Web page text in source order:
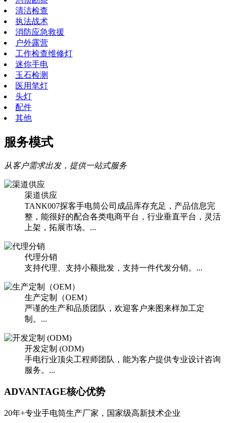
清洁检查
执法战术
消防应急救援
户外露营
工作检查维修灯
迷你手电
玉石检测
医用笔灯
头灯
配件
其他
服务模式
从客户需求出发，提供一站式服务
渠道供应
TANK007探客手电筒公司成品库存充足，产品信息完
整，能很好的配合各类电商平台，行业垂直平台，灵活
上架，拓展市场。...
代理分销
支持代理、支持小额批发，支持一件代发分销。...
生产定制（OEM）
严谨的生产和品质团队，欢迎客户来图来样加工定
制。...
开发定制 (ODM)
手电行业顶尖工程师团队，能为客户提供专业设计咨询
服务。...
ADVANTAGE核心优势
20年+专业手电筒生产厂家，国家级高新技术企业